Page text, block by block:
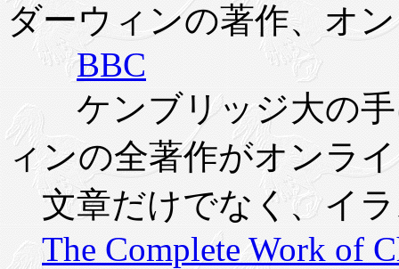
ダーウィンの著作、オ
BBC
ケンブリッジ大の手
ィンの全著作がオンラ
文章だけでなく、イ
The Complete Work of